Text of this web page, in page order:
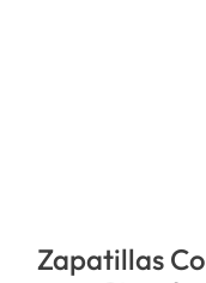
Zapatillas